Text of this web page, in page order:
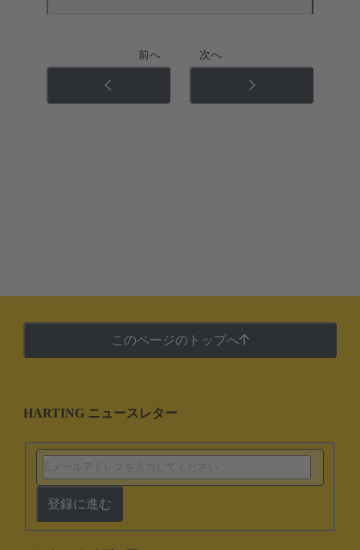
前へ 次へ
このページのトップへ
HARTING ニュースレター
登録に進む